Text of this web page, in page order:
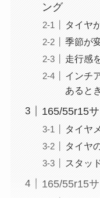
ング
タイヤ
季節が
走行感
インチ
あるとき
165/55r15
タイヤ
タイヤ
スタッ
165/55r15